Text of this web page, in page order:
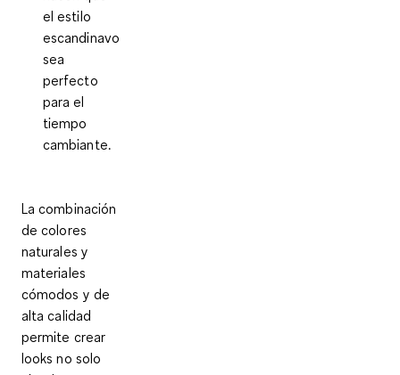
el estilo
escandinavo
sea
perfecto
para el
tiempo
cambiante.
La combinación
de colores
naturales y
materiales
cómodos y de
alta calidad
permite crear
looks no solo